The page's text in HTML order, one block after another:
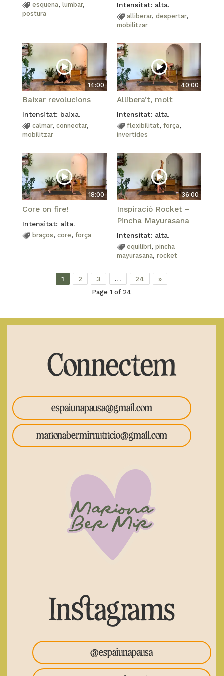
esquena, lumbar,
postura
Intensitat: alta.
alliberar, despertar,
mobilitzar
14:00
Baixar revolucions
Intensitat: baixa.
calmar, connectar,
mobilitzar
40:00
Allibera’t, molt
Intensitat: alta.
flexibilitat, força,
invertides
18:00
Core on fire!
Intensitat: alta.
braços, core, força
36:00
Inspiració Rocket –
Pincha Mayurasana
Intensitat: alta.
equilibri, pincha
mayurasana, rocket
1 2 3 … 24 »
Page 1 of 24
Connectem
espaiunapausa@gmail.com
marionabermirnutricio@gmail.com
Instagrams
@espaiunapausa